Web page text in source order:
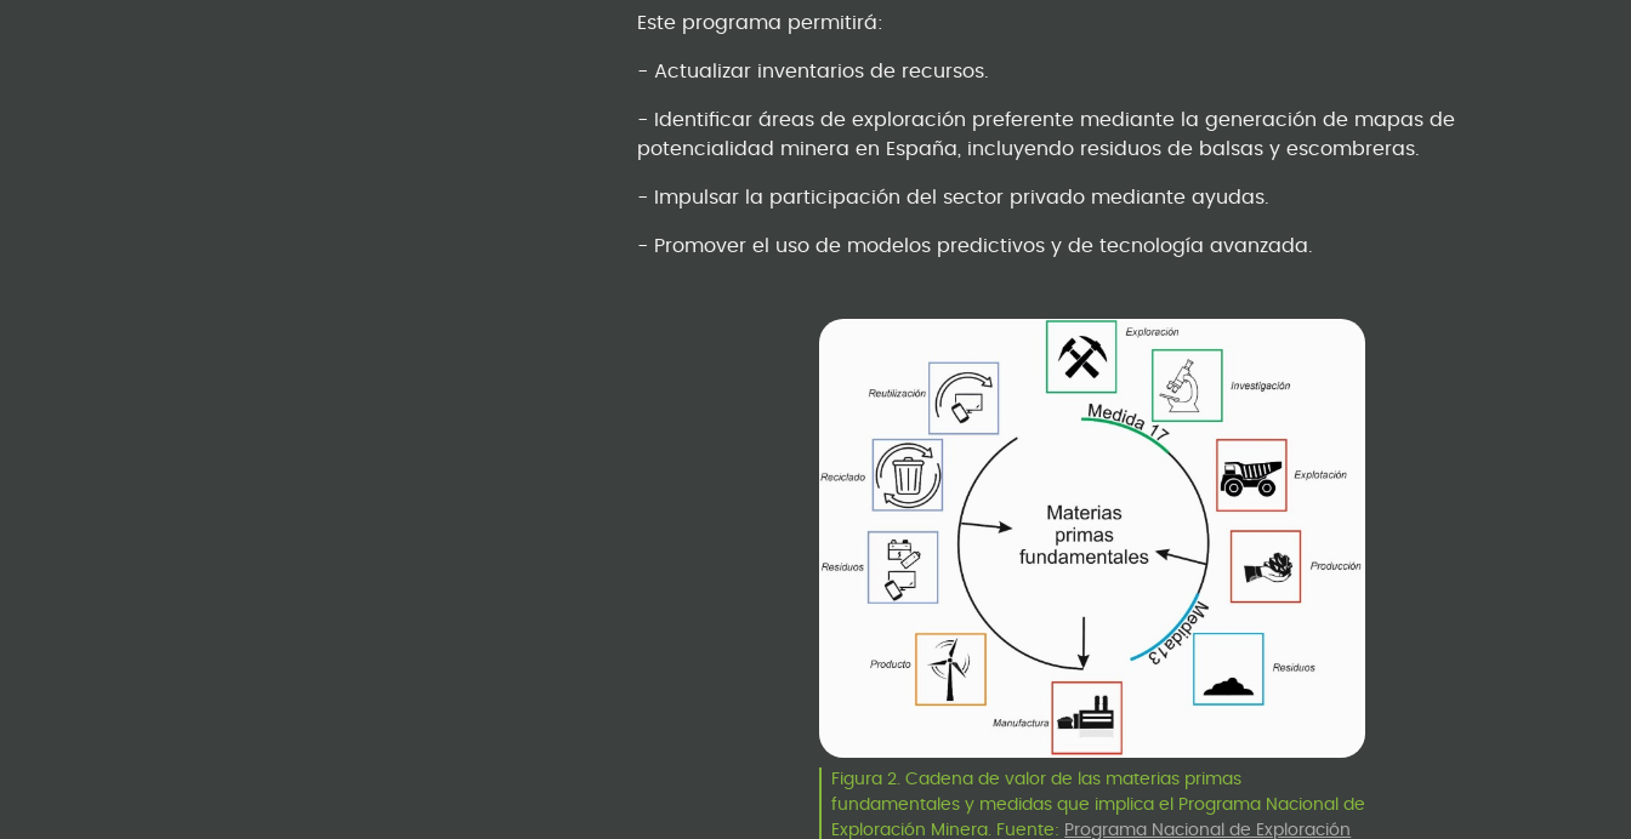
Este programa permitirá:
- Actualizar inventarios de recursos.
- Identificar áreas de exploración preferente mediante la generación de mapas de
potencialidad minera en España, incluyendo residuos de balsas y escombreras.
- Impulsar la participación del sector privado mediante ayudas.
- Promover el uso de modelos predictivos y de tecnología avanzada.
Figura 2. Cadena de valor de las materias primas
fundamentales y medidas que implica el Programa Nacional de
Exploración Minera. Fuente: Programa Nacional de Exploración